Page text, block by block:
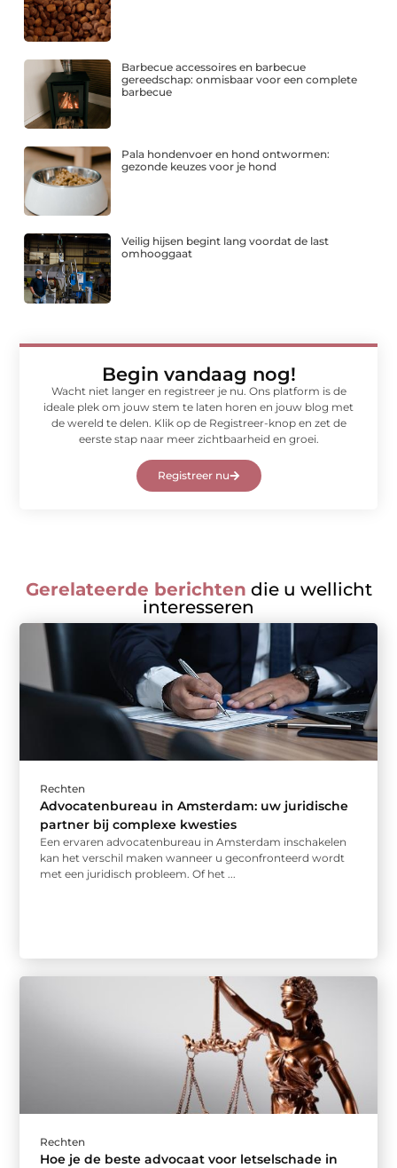
Barbecue accessoires en barbecue
gereedschap: onmisbaar voor een complete
barbecue
Pala hondenvoer en hond ontwormen:
gezonde keuzes voor je hond
Veilig hijsen begint lang voordat de last
omhooggaat
Begin vandaag nog!
Wacht niet langer en registreer je nu. Ons platform is de
ideale plek om jouw stem te laten horen en jouw blog met
de wereld te delen. Klik op de Registreer-knop en zet de
eerste stap naar meer zichtbaarheid en groei.
Registreer nu
Gerelateerde berichten die u wellicht
interesseren
Rechten
Advocatenbureau in Amsterdam: uw juridische
partner bij complexe kwesties
Een ervaren advocatenbureau in Amsterdam inschakelen
kan het verschil maken wanneer u geconfronteerd wordt
met een juridisch probleem. Of het ...
Rechten
Hoe je de beste advocaat voor letselschade in